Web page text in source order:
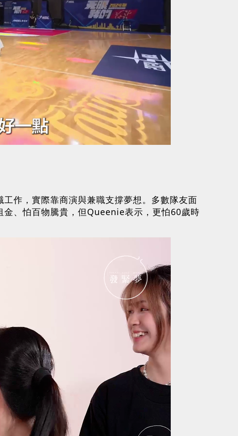
作，實際靠商演與兼職支撐夢想。多數隊友面
、怕百物騰貴，但Queenie表示，更怕60歲時